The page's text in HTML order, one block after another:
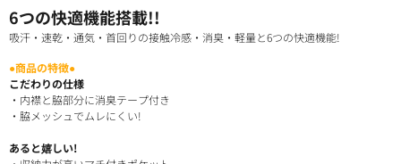
6つの快適機能搭載!!
吸汗・速乾・通気・首回りの接触冷感・消臭・軽量と6つの快適機能!
●商品の特徴●
こだわりの仕様
・内襟と脇部分に消臭テープ付き
・脇メッシュでムレにくい!
あると嬉しい!